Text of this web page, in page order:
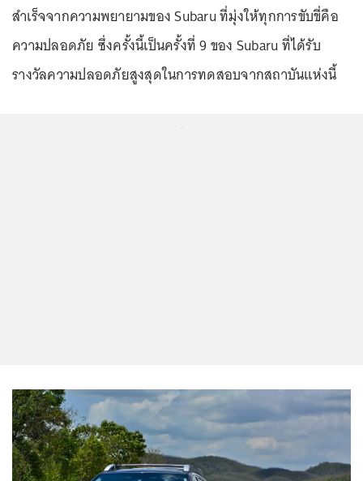
สำเร็จจากความพยายามของ Subaru ที่มุ่งให้ทุกการขับขี่คือ
ความปลอดภัย ซึ่งครั้งนี้เป็นครั้งที่ 9 ของ Subaru ที่ได้รับ
รางวัลความปลอดภัยสูงสุดในการทดสอบจากสถาบันแห่งนี้